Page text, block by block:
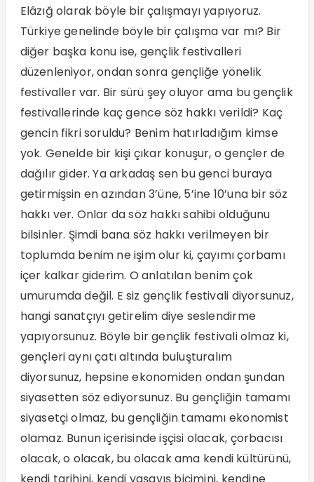
Elâzığ olarak böyle bir çalışmayı yapıyoruz.
Türkiye genelinde böyle bir çalışma var mı? Bir
diğer başka konu ise, gençlik festivalleri
düzenleniyor, ondan sonra gençliğe yönelik
festivaller var. Bir sürü şey oluyor ama bu gençlik
festivallerinde kaç gence söz hakkı verildi? Kaç
gencin fikri soruldu? Benim hatırladığım kimse
yok. Genelde bir kişi çıkar konuşur, o gençler de
dağılır gider. Ya arkadaş sen bu genci buraya
getirmişsin en azından 3’üne, 5’ine 10’una bir söz
hakkı ver. Onlar da söz hakkı sahibi olduğunu
bilsinler. Şimdi bana söz hakkı verilmeyen bir
toplumda benim ne işim olur ki, çayımı çorbamı
içer kalkar giderim. O anlatılan benim çok
umurumda değil. E siz gençlik festivali diyorsunuz,
hangi sanatçıyı getirelim diye seslendirme
yapıyorsunuz. Böyle bir gençlik festivali olmaz ki,
gençleri aynı çatı altında buluşturalım
diyorsunuz, hepsine ekonomiden ondan şundan
siyasetten söz ediyorsunuz. Bu gençliğin tamamı
siyasetçi olmaz, bu gençliğin tamamı ekonomist
olamaz. Bunun içerisinde işçisi olacak, çorbacısı
olacak, o olacak, bu olacak ama kendi kültürünü,
kendi tarihini, kendi yaşayış biçimini, kendine